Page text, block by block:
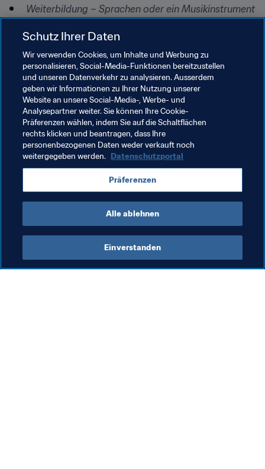
Weiterbildung – Sprachen oder ein Musikinstrument
Ausreichend trinken
Ernährung – mindestens eine Mahlzeit am Tag sollte
nahrhaft sein
Abschalten – Tun Sie Dinge, die Ihnen Spaß machen
Verwandte Themen
Organisation
Schutz Ihrer Daten
Wir verwenden Cookies, um Inhalte und Werbung zu
personalisieren, Social-Media-Funktionen bereitzustellen
und unseren Datenverkehr zu analysieren. Ausserdem
geben wir Informationen zu Ihrer Nutzung unserer
Website an unsere Social-Media-, Werbe- und
Analysepartner weiter. Sie können Ihre Cookie-
Präferenzen wählen, indem Sie auf die Schaltflächen
rechts klicken und beantragen, dass Ihre
personenbezogenen Daten weder verkauft noch
weitergegeben werden. Datenschutzportal
Präferenzen
Alle ablehnen
Einverstanden